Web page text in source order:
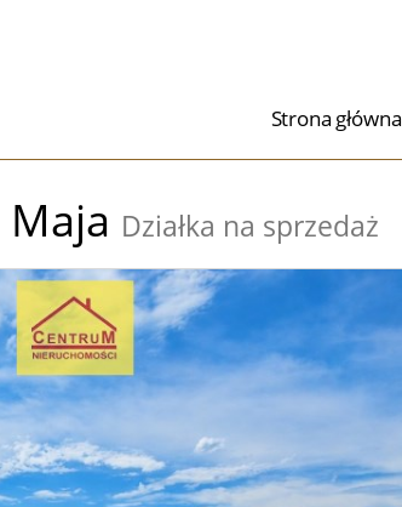
Strona główna
Maja Działka na sprzedaż